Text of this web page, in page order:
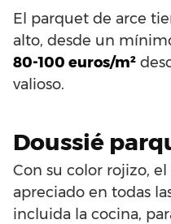
El parquet de arce
alto, desde un
80-100 euros/m²
valioso.
Doussié
Con su color rojizo,
apreciado en todas
incluida la cocina,